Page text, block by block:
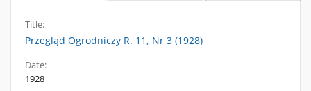
Title:
Przegląd Ogrodniczy R. 11, Nr 3 (1928)
Date:
1928